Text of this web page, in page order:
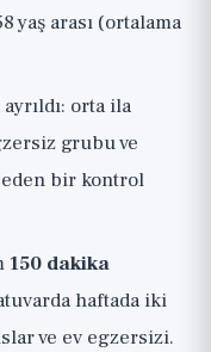
yaş arası (ortalama
orta ila
grubu ve
bir kontrol
150 dakika
haftada iki
ve ev egzersizi.